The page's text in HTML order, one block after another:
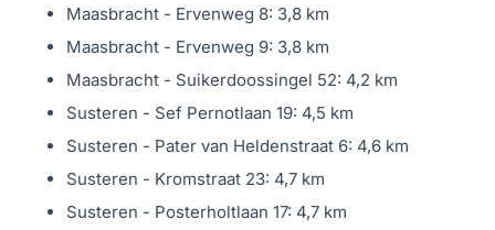
Slaapkamer 2: 375 x 286 cm
Slaapkamer 3: 350 x 262 cm.
De overloop en slaapkamers zijn afgewerkt met een
hoogwaardige laminaatvloer, die zorgt voor een warme
en stijlvolle uitstraling.
De luxe badkamer is een oase van comfort: met een
grote inloopdouche, dubbele wastafel met meubel, een
Maasbracht - Ervenweg 8: 3,8 km
Maasbracht - Ervenweg 9: 3,8 km
Maasbracht - Suikerdoossingel 52: 4,2 km
Susteren - Sef Pernotlaan 19: 4,5 km
Susteren - Pater van Heldenstraat 6: 4,6 km
Susteren - Kromstraat 23: 4,7 km
Susteren - Posterholtlaan 17: 4,7 km